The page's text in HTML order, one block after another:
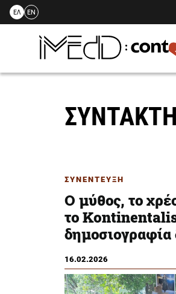
Skip
ΕΛ EN
ΣΥΝΕΝΤΕΥΞΗ
Ο μύθος, το
το
16.02.2026